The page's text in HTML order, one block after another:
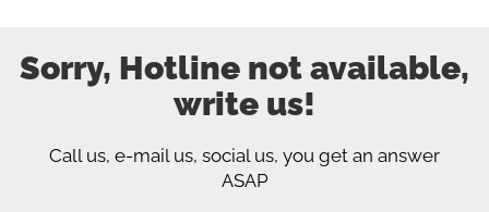
Sorry, Hotline not available,
write us!
Call us, e-mail us, social us, you get an answer
ASAP